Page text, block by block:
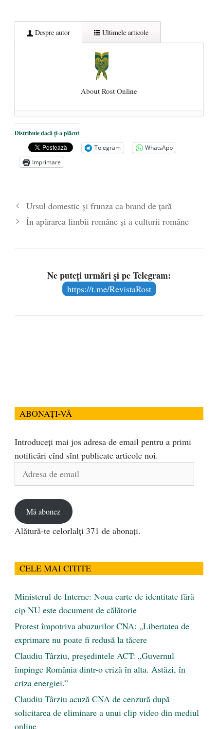
Despre autor Ultimele articole
About Rost Online
Dezvăluiri cutremurătoare despre
președintele Ucrainei, Volodymyr
Zelensky
- 13 mai 2026
Statul care servește Națiunea
poetului Octavian Goga, înlăturat din Iași
- 16 aprilie 2026
Distribuie dacă ți-a plăcut
Telegram
WhatsApp
Imprimare
Ursul domestic și frunza ca brand de țară
În apărarea limbii române și a culturii române
Ne puteți urmări și pe Telegram:
https://t.me/RevistaRost
ABONAȚI-VĂ
Introduceți mai jos adresa de email pentru a primi
notificări cînd sînt publicate articole noi.
Adresa
Mă abonez
Alătură-te celorlalți 371 de abonați.
CELE MAI CITITE
Ministerul de Interne: Noua carte de identitate fără
cip NU este document de călătorie
Protest împotriva abuzurilor CNA: „Libertatea de
exprimare nu poate fi redusă la tăcere
Claudiu Târziu, președintele ACT: „Guvernul
împinge România dintr-o criză în alta. Astăzi, în
criza energiei.”
Claudiu Târziu acuză CNA de cenzură după
solicitarea de eliminare a unui clip video din mediul
online